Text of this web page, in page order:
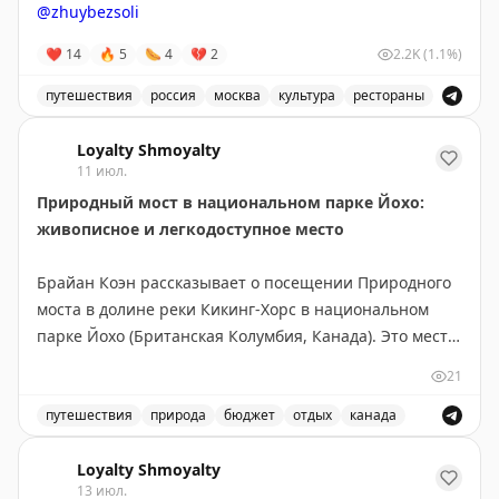
размер полученного апгрейда. Иногда отель
«апгрейд» оказывается весьма скромным.
Your Mileage May Vary|Original
@zhuybezsoli
❤ 14 🔥 5 🌭 4 💔 2 2.2K(1.1%)
путешествия россия москва культура рестораны
Loyalty Shmoyalty
11 июл.
Природный мост в национальном парке Йохо:
живописное и легкодоступное место
Брайан Коэн рассказывает о посещении Природного
моста в долине реки Кикинг-Хорс в национальном
парке Йохо (Британская Колумбия, Канада). Это место
достаточно пройти по искусственному мосту от
парковки. Природный мост образовался благодаря
эрозии известняка и абразии, вызванной потоком
21
путешествия природа бюджет отдых канада
Loyalty Shmoyalty
13 июл.